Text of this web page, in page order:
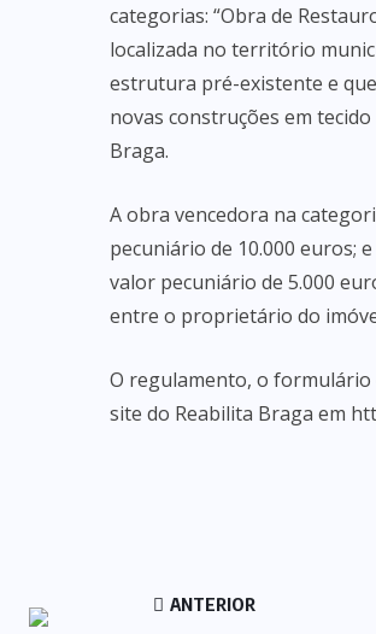
categorias: “Obra de
localizada no território
estrutura pré-existente e que
novas construções em
Braga.
A obra vencedora na
pecuniário de 10.000 euros;
valor pecuniário de 5.000
entre o proprietário do
O regulamento, o formulário
site do Reabilita Braga em
ANTERIOR